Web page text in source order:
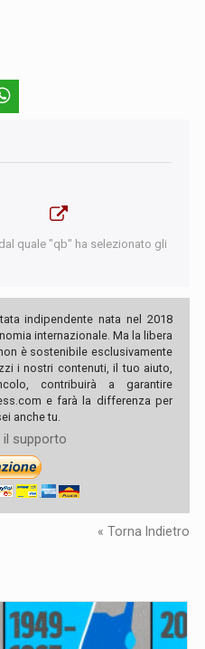
quale "qb" ha selezionato gli
indipendente nata nel 2018
internazionale. Ma la libera
è sostenibile esclusivamente
i nostri contenuti, il tuo aiuto,
contribuirà a garantire
e farà la differenza per
anche tu.
il supporto
« Torna Indietro